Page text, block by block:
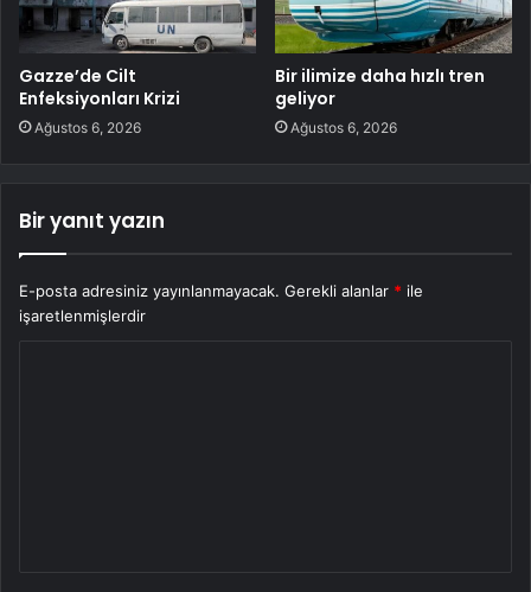
Gazze’de Cilt
Enfeksiyonları Krizi
Ağustos 6, 2026
Bir ilimize daha hızlı tren
geliyor
Ağustos 6, 2026
Bir yanıt yazın
E-posta adresiniz yayınlanmayacak. Gerekli alanlar * ile
işaretlenmişlerdir